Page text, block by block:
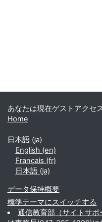
あなたは現在ゲストアクセ
Home
日本語 ‎(ja)‎
English ‎(en)‎
Français ‎(fr)‎
日本語 ‎(ja)‎
データ保持概要
標準テーマにスイッチする
通信教育部（サイトサポ